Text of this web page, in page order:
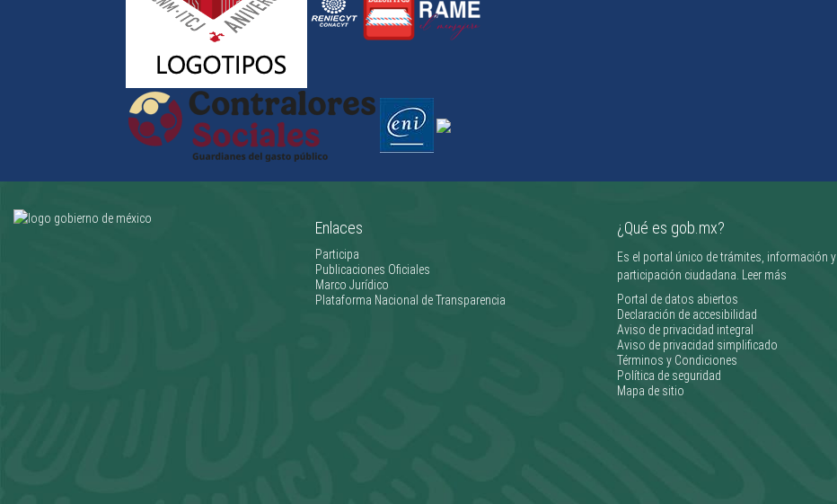
Enlaces
Participa
Publicaciones Oficiales
Marco Jurídico
Plataforma Nacional de Transparencia
¿Qué es gob.mx?
Es el portal único de trámites, información y
participación ciudadana. Leer más
Portal de datos abiertos
Declaración de accesibilidad
Aviso de privacidad integral
Aviso de privacidad simplificado
Términos y Condiciones
Política de seguridad
Mapa de sitio